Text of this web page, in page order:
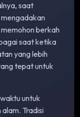
saat
berkah
saat ketika
yang lebih
tepat untuk
untuk
Tradisi